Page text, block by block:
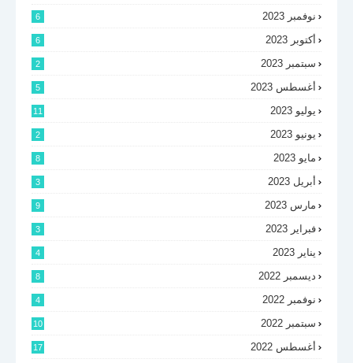
نوفمبر 2023 6
أكتوبر 2023 6
سبتمبر 2023 2
أغسطس 2023 5
يوليو 2023 11
يونيو 2023 2
مايو 2023 8
أبريل 2023 3
مارس 2023 9
فبراير 2023 3
يناير 2023 4
ديسمبر 2022 8
نوفمبر 2022 4
سبتمبر 2022 10
أغسطس 2022 17